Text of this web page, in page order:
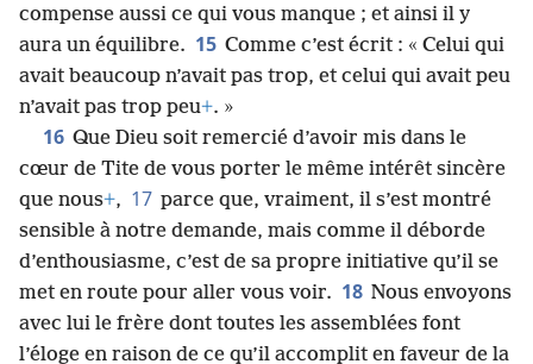
compense aussi ce qui vous manque ; et ainsi il y
aura un équilibre. 15 Comme c’est écrit : « Celui qui
avait beaucoup n’avait pas trop, et celui qui avait peu
n’avait pas trop peu+. »
16 Que Dieu soit remercié d’avoir mis dans le
cœur de Tite de vous porter le même intérêt sincère
que nous+, 17 parce que, vraiment, il s’est montré
sensible à notre demande, mais comme il déborde
d’enthousiasme, c’est de sa propre initiative qu’il se
met en route pour aller vous voir. 18 Nous envoyons
avec lui le frère dont toutes les assemblées font
l’éloge en raison de ce qu’il accomplit en faveur de la